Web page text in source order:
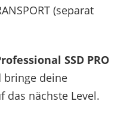
(separat
SSD PRO
bringe deine
das nächste Level.